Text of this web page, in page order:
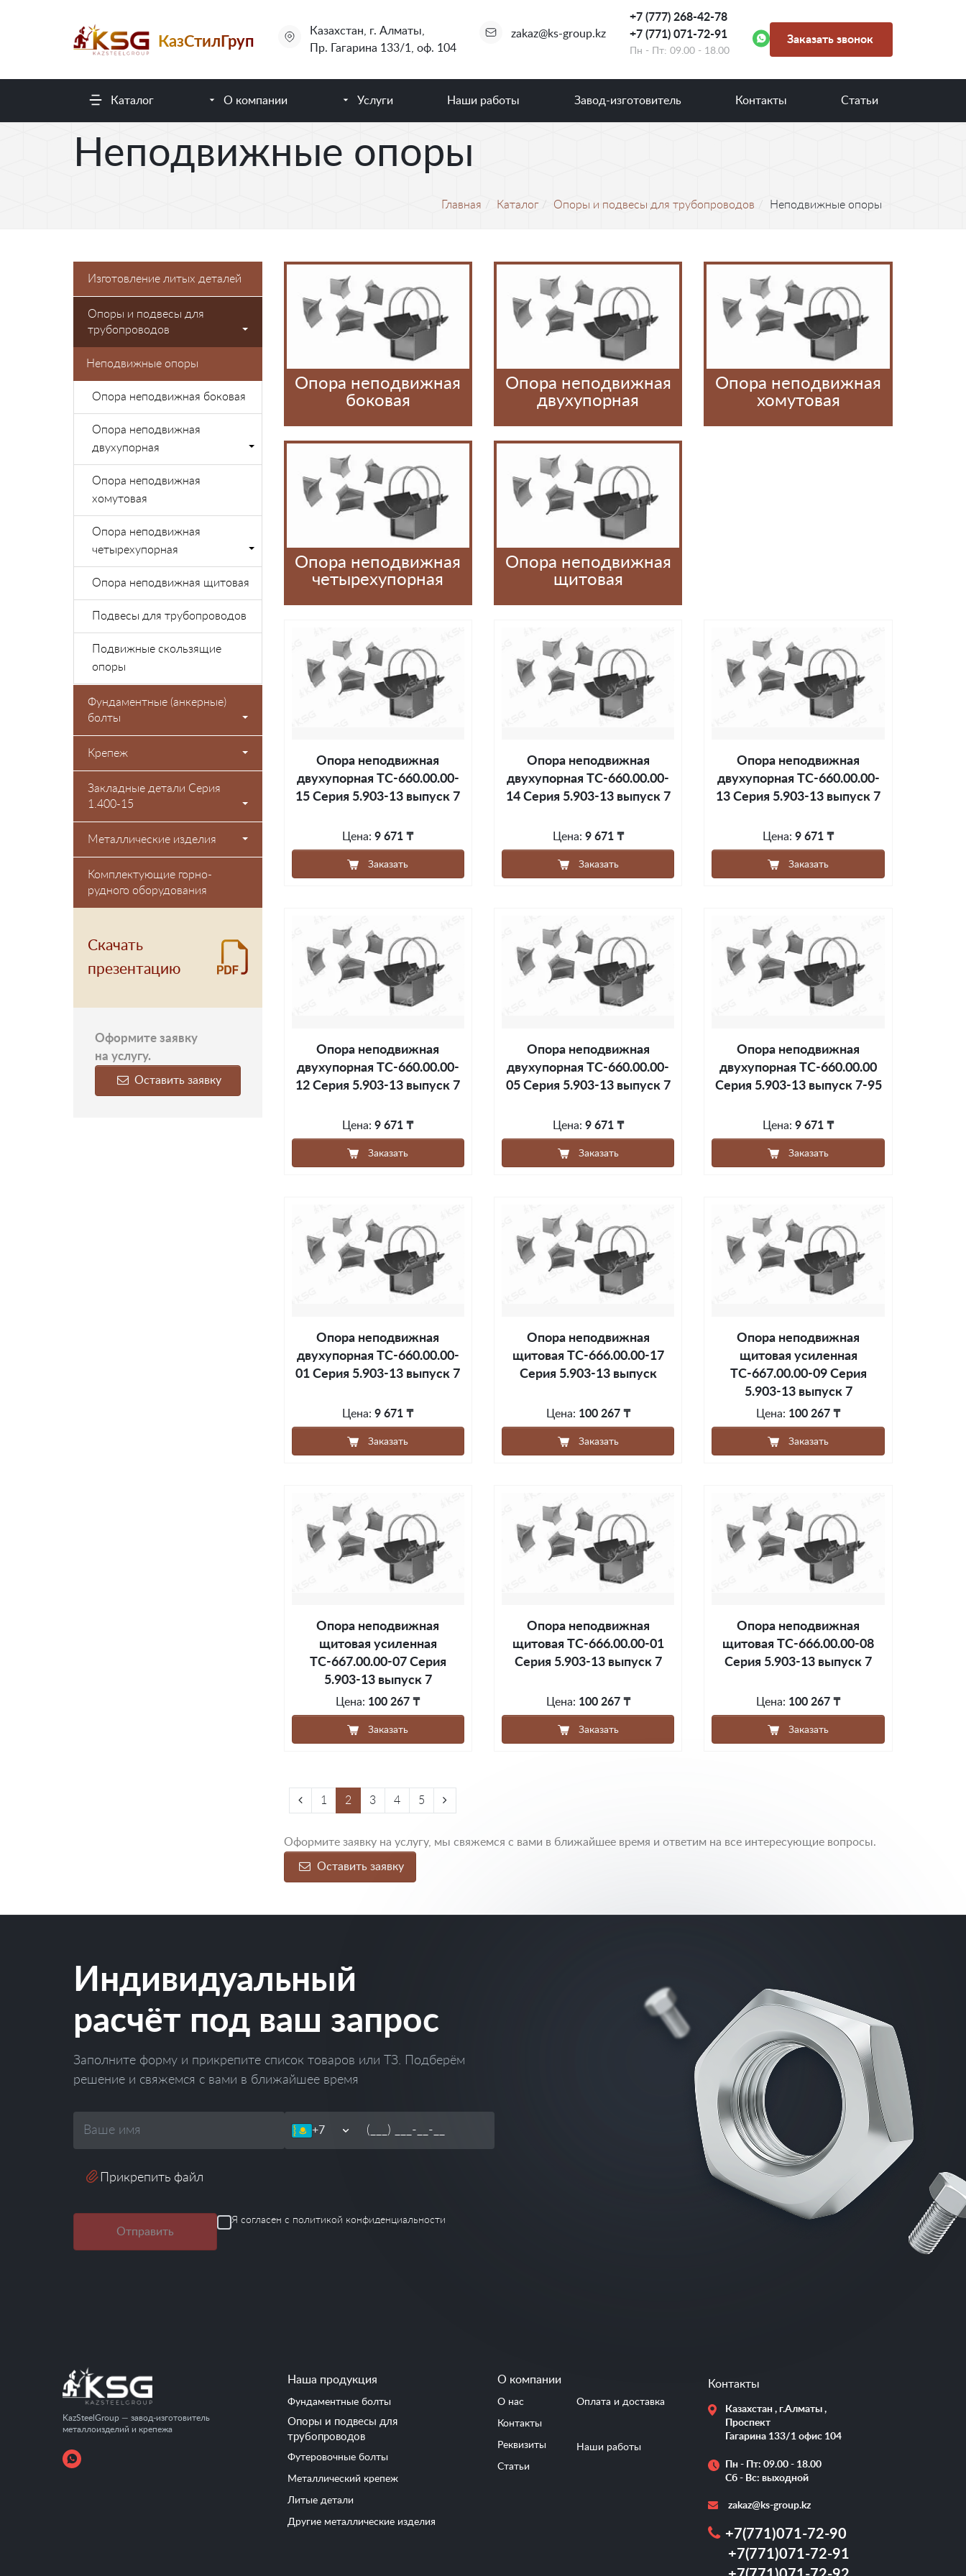
КазСтилГруп
Казахстан г. Алматы
Пр. Гагарина 133/1, оф. 104
zakaz@ks-group.kz
+7 (777) 268-42-78
+7 (771) 071-72-91
Пн - Пт: 09.00 - 18.00
Заказать звонок
Каталог О компании Услуги Наши работы Завод-изготовитель Контакты Статьи
Неподвижные опоры
Главная Каталог Опоры и подвесы для трубопроводов Неподвижные опоры
Изготовление литых деталей
Опоры и подвесы для
трубопроводов
Неподвижные опоры
Опора неподвижная боковая
Опора неподвижная
двухупорная
Опора неподвижная
хомутовая
Опора неподвижная
четырехупорная
Опора неподвижная щитовая
Подвесы для трубопроводов
Подвижные скользящие
опоры
Фундаментные (анкерные)
болты
Крепеж
Закладные детали Серия
1.400-15
Металлические изделия
Комплектующие горно-
рудного оборудования
Скачать
презентацию
Оформите заявку
на услугу.
Оставить заявку
Опора неподвижная
боковая
Опора неподвижная
двухупорная
Опора неподвижная
хомутовая
Опора неподвижная
четырехупорная
Опора неподвижная
щитовая
Опора неподвижная
двухупорная ТС-660.00.00-
15 Серия 5.903-13 выпуск 7
Цена: 9 671 ₸
Заказать
Опора неподвижная
двухупорная ТС-660.00.00-
14 Серия 5.903-13 выпуск 7
Цена: 9 671 ₸
Заказать
Опора неподвижная
двухупорная ТС-660.00.00-
13 Серия 5.903-13 выпуск 7
Цена: 9 671 ₸
Заказать
Опора неподвижная
двухупорная ТС-660.00.00-
12 Серия 5.903-13 выпуск 7
Цена: 9 671 ₸
Заказать
Опора неподвижная
двухупорная ТС-660.00.00-
05 Серия 5.903-13 выпуск 7
Цена: 9 671 ₸
Заказать
Опора неподвижная
двухупорная ТС-660.00.00
Серия 5.903-13 выпуск 7-95
Цена: 9 671 ₸
Заказать
Опора неподвижная
двухупорная ТС-660.00.00-
01 Серия 5.903-13 выпуск 7
Цена: 9 671 ₸
Заказать
Опора неподвижная
щитовая ТС-666.00.00-17
Серия 5.903-13 выпуск
Цена: 100 267 ₸
Заказать
Опора неподвижная
щитовая усиленная
ТС-667.00.00-09 Серия
5.903-13 выпуск 7
Цена: 100 267 ₸
Заказать
Опора неподвижная
щитовая усиленная
ТС-667.00.00-07 Серия
5.903-13 выпуск 7
Цена: 100 267 ₸
Заказать
Опора неподвижная
щитовая ТС-666.00.00-01
Серия 5.903-13 выпуск 7
Цена: 100 267 ₸
Заказать
Опора неподвижная
щитовая ТС-666.00.00-08
Серия 5.903-13 выпуск 7
Цена: 100 267 ₸
Заказать
1 2 3 4 5
Оформите заявку на услугу, мы свяжемся с вами в ближайшее время и ответим на все интересующие вопросы.
Оставить заявку
Индивидуальный
расчёт под ваш запрос
Заполните форму и прикрепите список товаров или ТЗ. Подберём
решение и свяжемся с вами в ближайшее время
Прикрепить файл
Отправить
Я согласен с политикой конфиденциальности
KazSteelGroup — завод-изготовитель
металлоизделий и крепежа
Наша продукция
Фундаментные болты
Опоры и подвесы для
трубопроводов
Футеровочные болты
Металлический крепеж
Литые детали
Другие металлические изделия
О компании
О нас
Контакты
Реквизиты
Статьи
Оплата и доставка
Наши работы
Контакты
Казахстан , г.Алматы ,
Проспект
Гагарина 133/1 офис 104
Пн - Пт: 09.00 - 18.00
Сб - Вс: выходной
zakaz@ks-group.kz
+7(771)071-72-90
+7(771)071-72-91